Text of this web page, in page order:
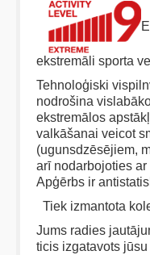
ekstremāli sporta
Tehnoloģiski
nodrošina
ekstremālos
valkāšanai veicot
(ugunsdzēsējiem,
arī nodarbojoties
Apģērbs ir
Tiek izmantota
Jums radies
ticis izgatavots